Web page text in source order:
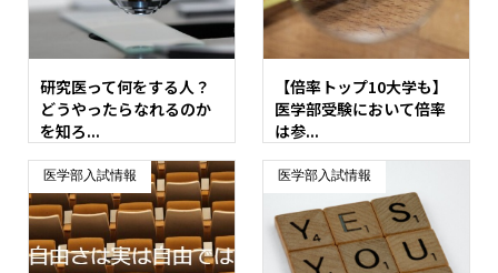
研究医って何をする人？
どうやったらなれるのか
を知ろ...
【倍率トップ10大学も】
医学部受験において倍率
は参...
医学部入試情報 医学部入試情報